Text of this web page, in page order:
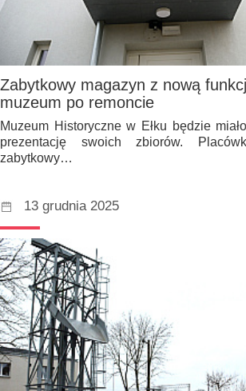
Zabytkowy magazyn z nową
muzeum po remoncie
Muzeum Historyczne w Ełku będzie
prezentację swoich zbiorów.
zabytkowy…
13 grudnia 2025